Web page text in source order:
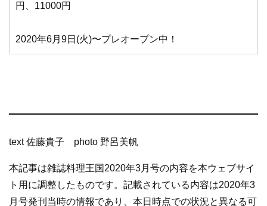
円、11000円
2020年6月9日(火)〜プレオープン中！
text 佐藤貴子 photo 野呂美帆
本記事は雑誌料理王国2020年3月号の内容を本ウェブサイ
ト用に調整したものです。記載されている内容は2020年3
月号発刊当時の情報であり、本日時点での状況と異なる可